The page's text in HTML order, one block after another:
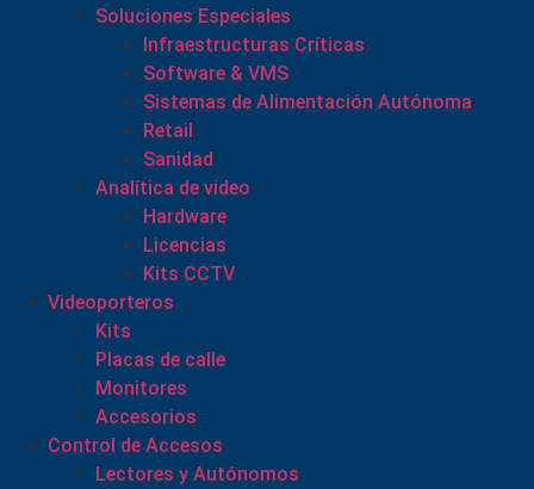
Soluciones Especiales
Infraestructuras Críticas
Software & VMS
Sistemas de Alimentación Autónoma
Retail
Sanidad
Analítica de video
Hardware
Licencias
Kits CCTV
Videoporteros
Kits
Placas de calle
Monitores
Accesorios
Control de Accesos
Lectores y Autónomos